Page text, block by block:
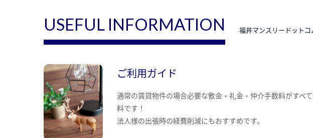
USEFUL INFORMATION 福井マンスリードット
ご利用ガイド
通常の賃貸物件の場合必要な敷金・礼金・仲介手数料がすべ
料です！
法人様の出張時の経費削減にもおすすめです。